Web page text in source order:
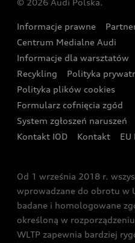
Wyszukaj najbliższego
Oferta dla przedsiębiorców
Oferta dla klientów
Kalkulator rat
Ubezpieczenie
Audi exclusive
Zasięg
Gwarancja
Akcje serwisowe Audi
Katalog online akcesoriów
Audi i Muzeum Sztuki
Audi driving experience
Audi quattro Cup
Audi i Puchar Świata w
Zakopanem
© 2026 Audi Polska.
Informacje prawne
Centrum Medialne Audi
Informacje dla warsztatów
Recykling
Polityka
Polityka plików cookies
Formularz cofnięcia zgód
System zgłoszeń naruszeń
Kontakt IOD
Kontakt EU
Od 1 września 2018 r.
wprowadzane do obrotu w
badane i homologowane
określoną w
WLTP zapewnia bardziej